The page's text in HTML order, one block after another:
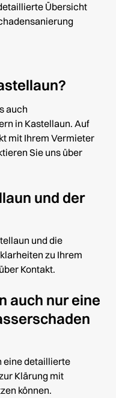
Übersicht
auch
in Kastellaun. Auf
mit Ihrem Vermieter
Sie uns über
und der
und die
zu Ihrem
Kontakt.
auch nur eine
eine detaillierte
Klärung mit
können.